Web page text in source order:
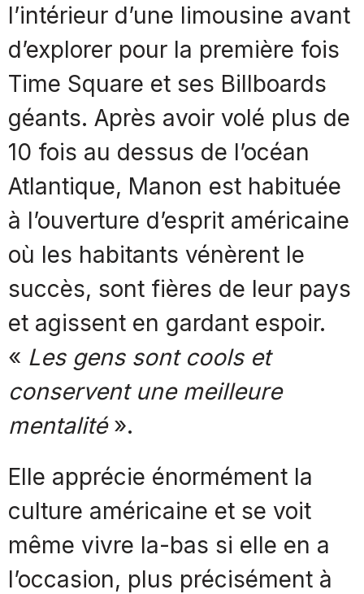
l’intérieur d’une limousine avant
d’explorer pour la première fois
Time Square et ses Billboards
géants. Après avoir volé plus de
10 fois au dessus de l’océan
Atlantique, Manon est habituée
à l’ouverture d’esprit américaine
où les habitants vénèrent le
succès, sont fières de leur pays
et agissent en gardant espoir.
« Les gens sont cools et
conservent une meilleure
mentalité».
Elle apprécie énormément la
culture américaine et se voit
même vivre la-bas si elle en a
l’occasion, plus précisément à